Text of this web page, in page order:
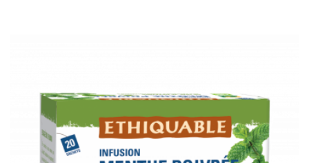
SANTÉ